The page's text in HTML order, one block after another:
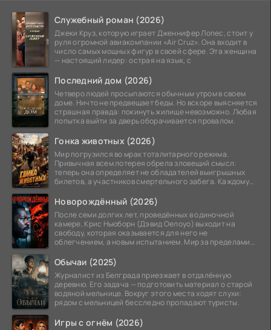
Служебный роман (2026)
Джеки Круз, которую играет Дженнифер Лопес, стоит у
руля огромной авиакомпании «Air Cruz». Она входит в
число самых мощных фигур в своей сфере. Эта женщина
— настоящий лидер: острая на язык, с
Последний дом (2026)
Четверо людей просыпаются обычным утром в своем
доме. Ничто не предвещает беды. Но вскоре выясняется
страшная правда: покинуть жилище невозможно. Любая
попытка выйти за дверь оборачивается провалом.
Гонка животных (2026)
Мир погрузился во мрак тоталитарного режима.
Привычная всем лотерея обрела зловещий смысл:
теперь она определяет не обладателей выигрышных
билетов, а участников смертельного забега. Каждому
Новорождённый (2026)
После семи долгих лет, проведённых в одиночной
камере, Крис Ньюборн (Дэвид Оелоуо) выходит на
свободу, которая оказывается для него не
облегчением, а новым испытанием. Мир за пределами
Обычаи (2025)
Журналист из Белграда приезжает в отдалённую
деревню. Его задача — подготовить материал о старой
водяной мельнице. Вокруг этого места ходят слухи:
рядом с мельницей бесследно пропадают туристы.
Игры с огнём (2026)